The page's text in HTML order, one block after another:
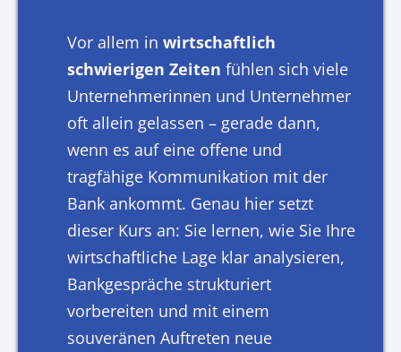
Vor allem in wirtschaftlich
schwierigen Zeiten fühlen sich viele
Unternehmerinnen und Unternehmer
oft allein gelassen – gerade dann,
wenn es auf eine offene und
tragfähige Kommunikation mit der
Bank ankommt. Genau hier setzt
dieser Kurs an: Sie lernen, wie Sie Ihre
wirtschaftliche Lage klar analysieren,
Bankgespräche strukturiert
vorbereiten und mit einem
souveränen Auftreten neue